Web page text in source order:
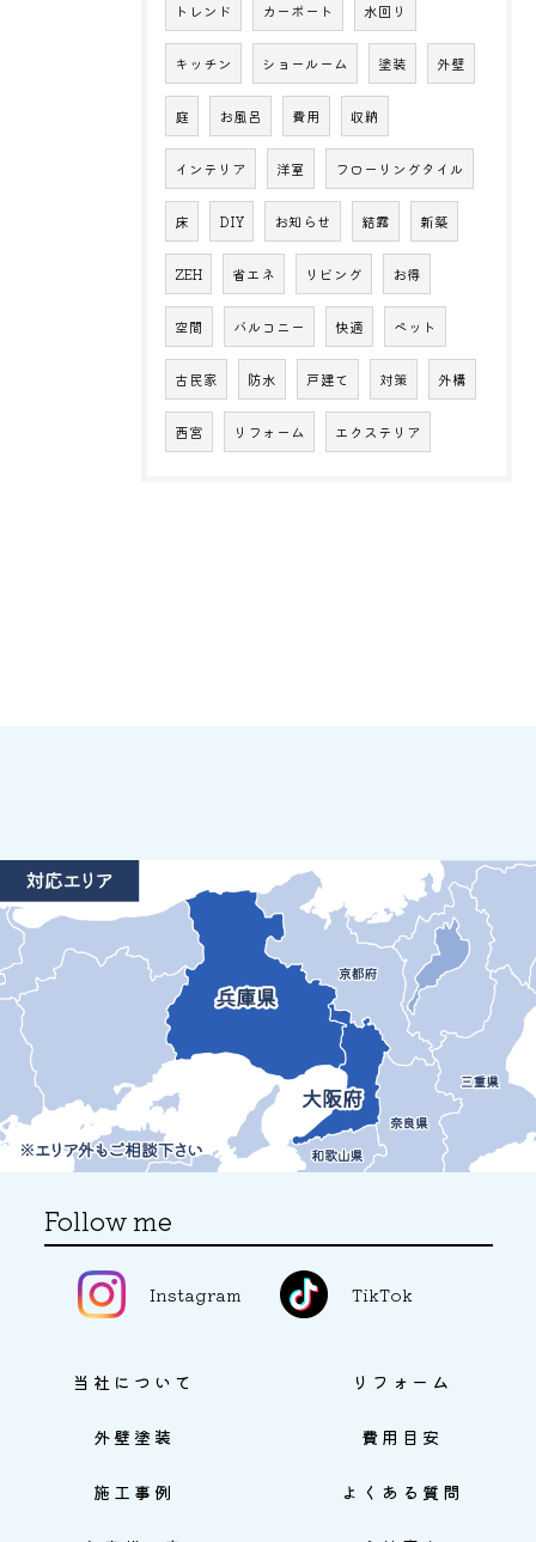
トレンド カーポート 水回り
キッチン ショールーム 塗装 外壁
庭 お風呂 費用 収納
インテリア 洋室 フローリングタイル
床 DIY お知らせ 結露 新築
ZEH 省エネ リビング お得
空間 バルコニー 快適 ペット
古民家 防水 戸建て 対策 外構
西宮 リフォーム エクステリア
Follow me
Instagram TikTok
当社について リフォーム
外壁塗装 費用目安
施工事例 よくある質問